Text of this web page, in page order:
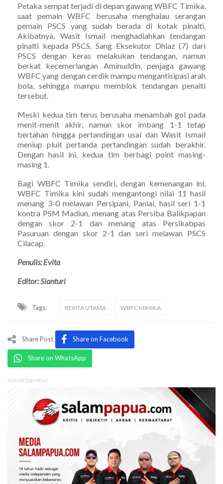
Petaka sempat terjadi di depan gawang WBFC Timika,
saat pemain WBFC berusaha menghalau serangan
pemain PSCS yang sudah berada di kotak pinalti.
Akibatnya, Wasit Ismail menghadiahkan tendangan
pinalti kepada PSCS. Sang Eksekutor Dhiaz (7) dari
PSCS dengan keras melakukan tendangan, namun
berkat kecemerlangan Aminuddin, penjaga gawang
WBFC yang dengan cerdik mampu mengantisipasi arah
bola, sehingga mampu memblok tendangan penalti
tersebut.
Meski kedua tim terus berusaha menambah gol pada
menit-menit akhir, namun skor imbang 1-1 tetap
bertahan hingga pertandingan usai dan Wasit Ismail
meniup pluit pertanda pertandingan sudah berakhir.
Dengan hasil ini, kedua tim berbagi point masing-
masing 1.
Bagi WBFC Timika sendiri, dengan kemenangan ini,
WBFC Timika kini sudah mengantongi nilai 11 hasil
menang 3-0 melawan Persipani, Paniai, hasil seri 1-1
kontra PSM Madiun, menang atas Persiba Balikpapan
dengan skor 2-1 dan menang atas Persikabpas
Pasuruan dengan skor 2-1 dan seri melawan PSCS
Cilacap.
Penulis: Evita
Editor: Sianturi
Tags: BERITA UTAMA WBFC MIMIKA
Share Post Share on Facebook
Share on WhatsApp
ADVERTISEMENT